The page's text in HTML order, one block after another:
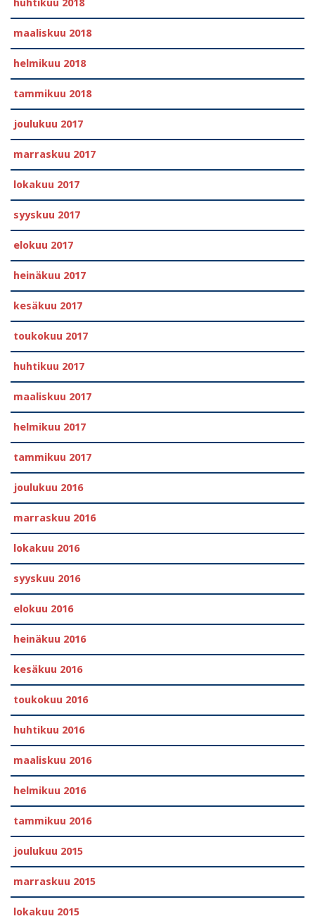
huhtikuu 2018
maaliskuu 2018
helmikuu 2018
tammikuu 2018
joulukuu 2017
marraskuu 2017
lokakuu 2017
syyskuu 2017
elokuu 2017
heinäkuu 2017
kesäkuu 2017
toukokuu 2017
huhtikuu 2017
maaliskuu 2017
helmikuu 2017
tammikuu 2017
joulukuu 2016
marraskuu 2016
lokakuu 2016
syyskuu 2016
elokuu 2016
heinäkuu 2016
kesäkuu 2016
toukokuu 2016
huhtikuu 2016
maaliskuu 2016
helmikuu 2016
tammikuu 2016
joulukuu 2015
marraskuu 2015
lokakuu 2015